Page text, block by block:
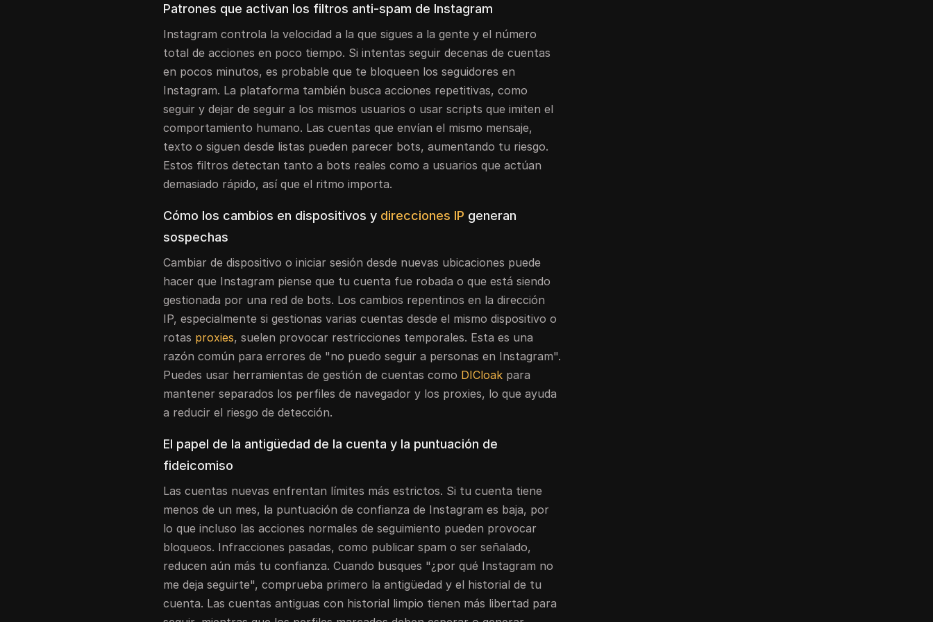
Patrones que activan los filtros anti-spam de Instagram
Instagram controla la velocidad a la que sigues a la gente y el número
total de acciones en poco tiempo. Si intentas seguir decenas de cuentas
en pocos minutos, es probable que te bloqueen los seguidores en
Instagram. La plataforma también busca acciones repetitivas, como
seguir y dejar de seguir a los mismos usuarios o usar scripts que imiten el
comportamiento humano. Las cuentas que envían el mismo mensaje,
texto o siguen desde listas pueden parecer bots, aumentando tu riesgo.
Estos filtros detectan tanto a bots reales como a usuarios que actúan
demasiado rápido, así que el ritmo importa.
Cómo los cambios en dispositivos y direcciones IP generan
sospechas
Cambiar de dispositivo o iniciar sesión desde nuevas ubicaciones puede
hacer que Instagram piense que tu cuenta fue robada o que está siendo
gestionada por una red de bots. Los cambios repentinos en la dirección
IP, especialmente si gestionas varias cuentas desde el mismo dispositivo o
rotas proxies, suelen provocar restricciones temporales. Esta es una
razón común para errores de "no puedo seguir a personas en Instagram".
Puedes usar herramientas de gestión de cuentas como DICloak para
mantener separados los perfiles de navegador y los proxies, lo que ayuda
a reducir el riesgo de detección.
El papel de la antigüedad de la cuenta y la puntuación de
fideicomiso
Las cuentas nuevas enfrentan límites más estrictos. Si tu cuenta tiene
menos de un mes, la puntuación de confianza de Instagram es baja, por
lo que incluso las acciones normales de seguimiento pueden provocar
bloqueos. Infracciones pasadas, como publicar spam o ser señalado,
reducen aún más tu confianza. Cuando busques "¿por qué Instagram no
me deja seguirte", comprueba primero la antigüedad y el historial de tu
cuenta. Las cuentas antiguas con historial limpio tienen más libertad para